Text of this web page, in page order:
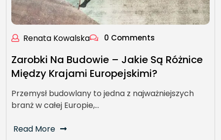
Renata Kowalska 0 Comments
Zarobki Na Budowie – Jakie Są Różnice
Między Krajami Europejskimi?
Przemysł budowlany to jedna z najważniejszych
branż w całej Europie,…
Read More